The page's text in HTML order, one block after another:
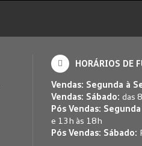
HORÁRIOS DE
Vendas: Segunda à
Vendas: Sábado: das
Pós Vendas:
e 13h às 18h
Pós Vendas: Sábado: